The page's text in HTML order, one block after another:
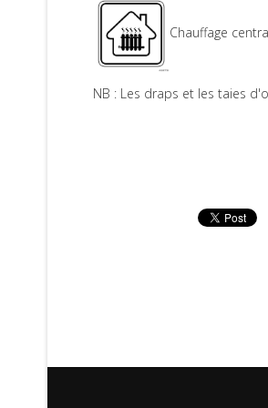
Chauffage
NB : Les draps et les taies